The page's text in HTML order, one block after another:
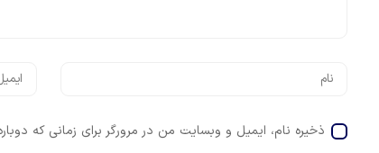
ذخیره نام، ایمیل و وبسایت من در مرورگر برای زمانی که